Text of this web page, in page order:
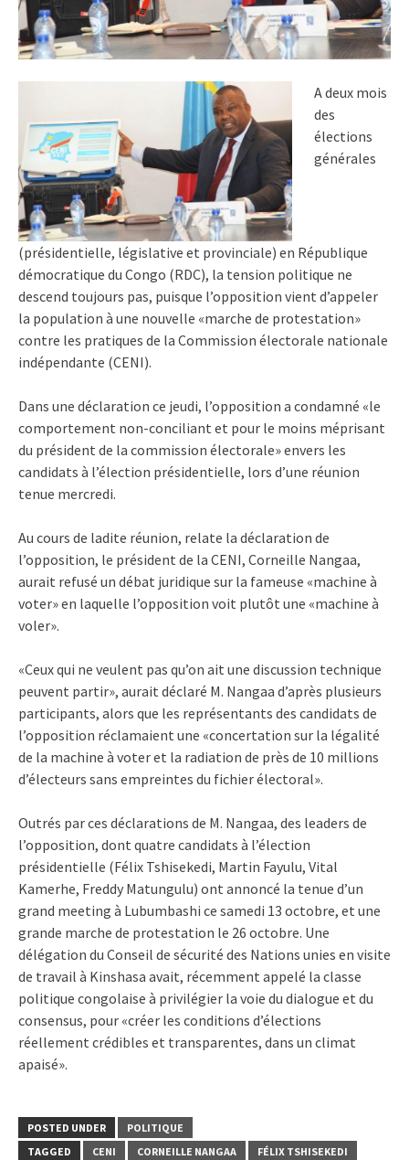
A deux mois
des
élections
générales
(présidentielle, législative et provinciale) en République
démocratique du Congo (RDC), la tension politique ne
descend toujours pas, puisque l’opposition vient d’appeler
la population à une nouvelle «marche de protestation»
contre les pratiques de la Commission électorale nationale
indépendante (CENI).
Dans une déclaration ce jeudi, l’opposition a condamné «le
comportement non-conciliant et pour le moins méprisant
du président de la commission électorale» envers les
candidats à l’élection présidentielle, lors d’une réunion
tenue mercredi.
Au cours de ladite réunion, relate la déclaration de
l’opposition, le président de la CENI, Corneille Nangaa,
aurait refusé un débat juridique sur la fameuse «machine à
voter» en laquelle l’opposition voit plutôt une «machine à
voler».
«Ceux qui ne veulent pas qu’on ait une discussion technique
peuvent partir», aurait déclaré M. Nangaa d’après plusieurs
participants, alors que les représentants des candidats de
l’opposition réclamaient une «concertation sur la légalité
de la machine à voter et la radiation de près de 10 millions
d’électeurs sans empreintes du fichier électoral».
Outrés par ces déclarations de M. Nangaa, des leaders de
l’opposition, dont quatre candidats à l’élection
présidentielle (Félix Tshisekedi, Martin Fayulu, Vital
Kamerhe, Freddy Matungulu) ont annoncé la tenue d’un
grand meeting à Lubumbashi ce samedi 13 octobre, et une
grande marche de protestation le 26 octobre. Une
délégation du Conseil de sécurité des Nations unies en visite
de travail à Kinshasa avait, récemment appelé la classe
politique congolaise à privilégier la voie du dialogue et du
consensus, pour «créer les conditions d’élections
réellement crédibles et transparentes, dans un climat
apaisé».
POSTED UNDER
POLITIQUE
TAGGED
CENI CORNEILLE NANGAA
FÉLIX TSHISEKEDI